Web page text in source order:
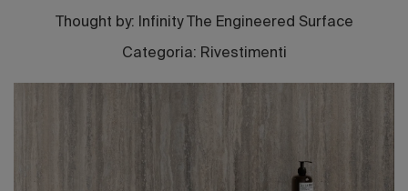
Thought by: Infinity The Engineered Surface
Categoria: Rivestimenti